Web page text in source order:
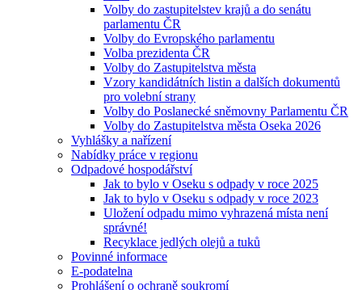
Volby do zastupitelstev krajů a do senátu
parlamentu ČR
Volby do Evropského parlamentu
Volba prezidenta ČR
Volby do Zastupitelstva města
Vzory kandidátních listin a dalších dokumentů
pro volební strany
Volby do Poslanecké sněmovny Parlamentu ČR
Volby do Zastupitelstva města Oseka 2026
Vyhlášky a nařízení
Nabídky práce v regionu
Odpadové hospodářství
Jak to bylo v Oseku s odpady v roce 2025
Jak to bylo v Oseku s odpady v roce 2023
Uložení odpadu mimo vyhrazená místa není
správné!
Recyklace jedlých olejů a tuků
Povinné informace
E-podatelna
Prohlášení o ochraně soukromí